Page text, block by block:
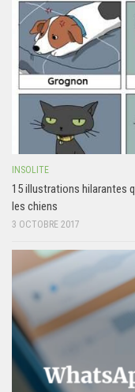
INSOLITE
15 illustrations hilarantes
les chiens
3 OCTOBRE 2017